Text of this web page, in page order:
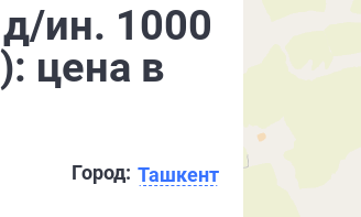
ин. 1000
цена в
Город: Ташкент